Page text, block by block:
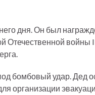
дня. Он был
Отечественной войны
бомбовый удар. Дед
организации